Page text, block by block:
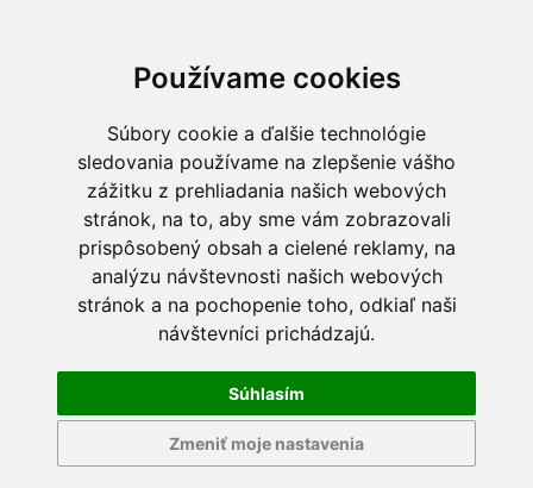
Používame cookies
Súbory cookie a ďalšie technológie
sledovania používame na zlepšenie vášho
zážitku z prehliadania našich webových
stránok, na to, aby sme vám zobrazovali
prispôsobený obsah a cielené reklamy, na
analýzu návštevnosti našich webových
stránok a na pochopenie toho, odkiaľ naši
návštevníci prichádzajú.
Súhlasím
Zmeniť moje nastavenia